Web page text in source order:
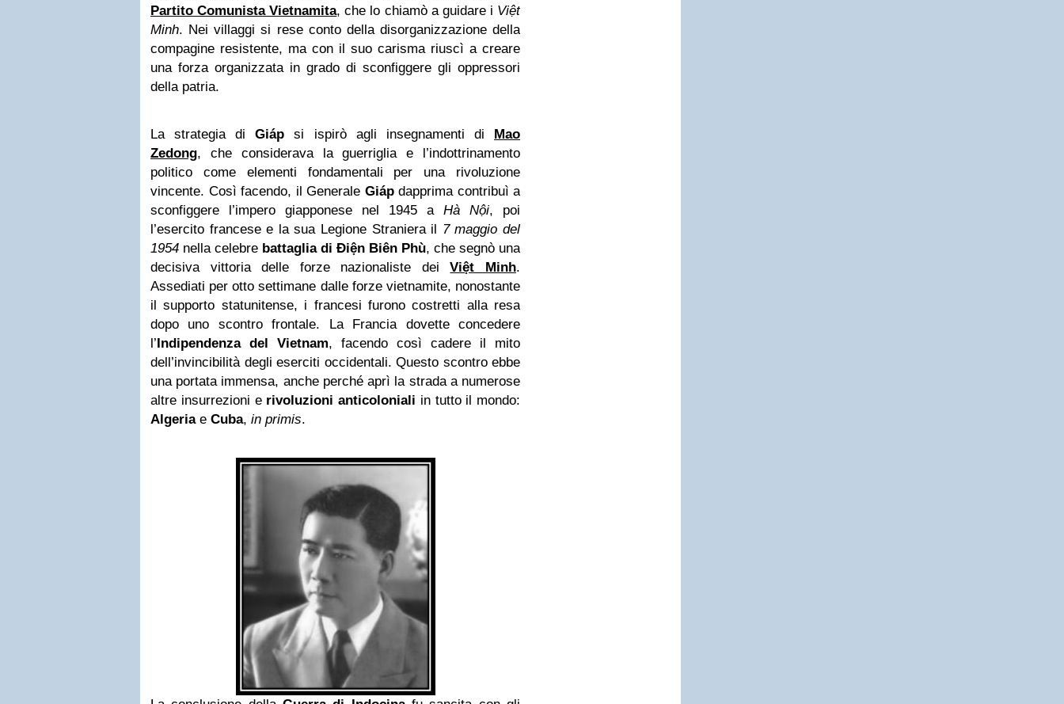
Partito Comunista Vietnamita, che lo chiamò a guidare i Việt
Minh. Nei villaggi si rese conto della disorganizzazione della
compagine resistente, ma con il suo carisma riuscì a creare
una forza organizzata in grado di sconfiggere gli oppressori
della patria.
La strategia diGiáp si ispirò agli insegnamenti di Mao
Zedong, che considerava la guerriglia e l’indottrinamento
politico come elementi fondamentali per una rivoluzione
vincente. Così facendo, il Generale Giápdapprima contribuì a
sconfiggere l’impero giapponese nel 1945 a Hà Nội, poi
l’esercito francese e la sua Legione Straniera il 7 maggio del
1954 nella celebre battaglia di Ðiện Biên Phù, che segnò una
decisiva vittoria delle forze nazionaliste deiViệt Minh.
Assediati per otto settimane dalle forze vietnamite, nonostante
il supporto statunitense, i francesi furono costretti alla resa
dopo uno scontro frontale. La Francia dovette concedere
l’Indipendenza del Vietnam, facendo così cadere il mito
dell’invincibilità degli eserciti occidentali. Questo scontro ebbe
una portata immensa, anche perché aprì la strada a numerose
altre insurrezioni e rivoluzioni anticoloniali in tutto il mondo:
Algeriae Cuba, in primis.